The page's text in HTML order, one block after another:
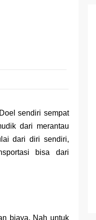
kamera zeiss & baterai
sendiri sempat
dari merantau
dari diri sendiri,
bisa dari
biaya. Nah untuk